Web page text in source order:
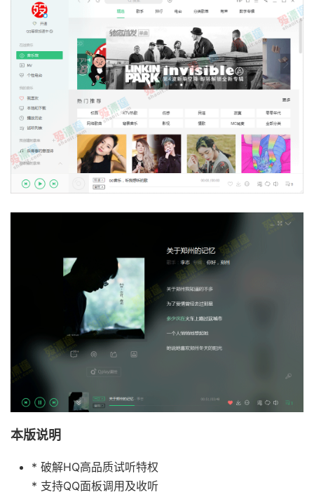
本版说明
* 破解HQ高品质试听特权
* 支持QQ面板调用及收听